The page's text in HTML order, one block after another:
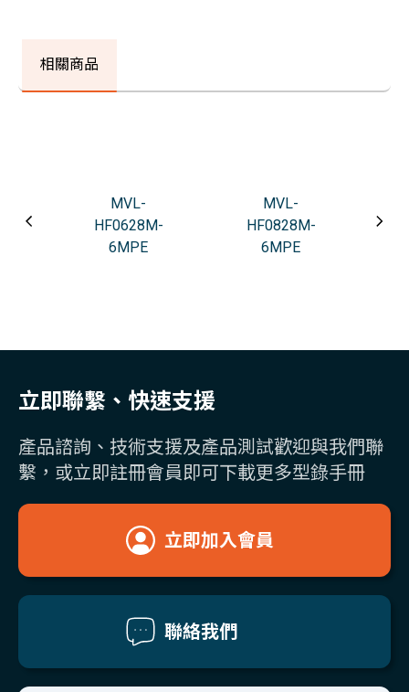
相關商品
MVL-
HF0628M-
6MPE
MVL-
HF0828M-
6MPE
立即聯繫、快速支援
產品諮詢、技術支援及產品測試歡迎與我們聯
繫，或立即註冊會員即可下載更多型錄手冊
立即加入會員
聯絡我們